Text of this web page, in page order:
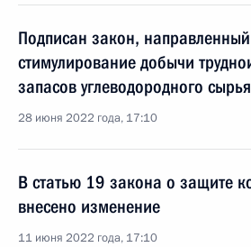
Подписан закон,
стимулирование добычи
запасов углеводородного сырья
28 июня 2022 года, 17:10
В статью 19 закона о защите
внесено изменение
11 июня 2022 года, 17:10